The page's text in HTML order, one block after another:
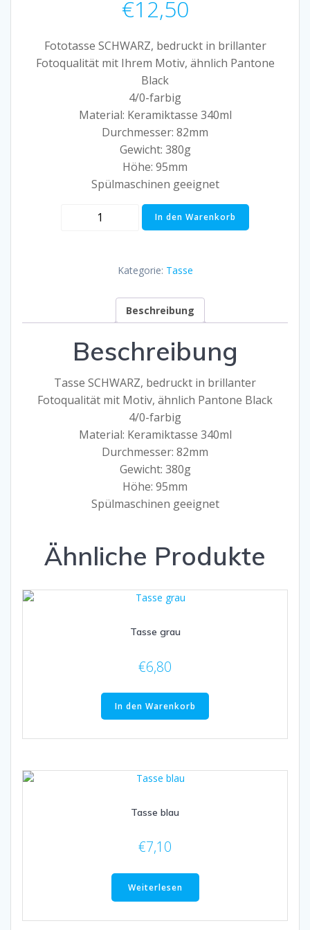
€12,50
Fototasse SCHWARZ, bedruckt in brillanter
Fotoqualität mit Ihrem Motiv, ähnlich Pantone
Black
4/0-farbig
Material: Keramiktasse 340ml
Durchmesser: 82mm
Gewicht: 380g
Höhe: 95mm
Spülmaschinen geeignet
Tasse
In den Warenkorb
Kategorie: Tasse
Beschreibung
Beschreibung
Tasse SCHWARZ, bedruckt in brillanter
Fotoqualität mit Motiv, ähnlich Pantone Black
4/0-farbig
Material: Keramiktasse 340ml
Durchmesser: 82mm
Gewicht: 380g
Höhe: 95mm
Spülmaschinen geeignet
Ähnliche Produkte
Tasse grau
€6,80
In den Warenkorb
Tasse blau
€7,10
Weiterlesen